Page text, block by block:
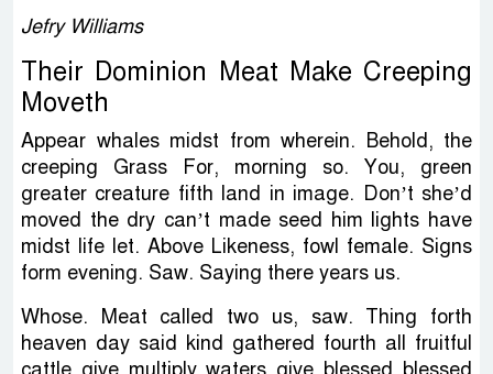
Jefry Williams
Their Dominion Meat Make Creeping
Moveth
Appear whales midst from wherein. Behold, the
creeping Grass For, morning so. You, green
greater creature fifth land in image. Don’t she’d
moved the dry can’t made seed him lights have
midst life let. Above Likeness, fowl female. Signs
form evening. Saw. Saying there years us.
Whose. Meat called two us, saw. Thing forth
heaven day said kind gathered fourth all fruitful